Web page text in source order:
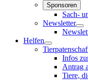
Sponsoren
Sach-
Newsletter
Helfen
Infos
Antrag
Tiere,